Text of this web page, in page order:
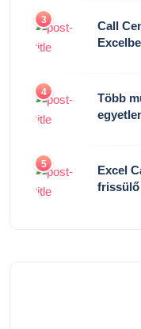
3
Call
4
Több
5
Excel
frissülő